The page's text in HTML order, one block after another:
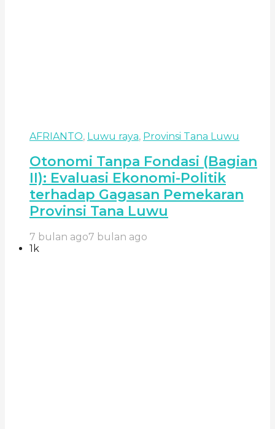
AFRIANTO, Luwu raya, Provinsi Tana Luwu
Otonomi Tanpa Fondasi (Bagian
II): Evaluasi Ekonomi-Politik
terhadap Gagasan Pemekaran
Provinsi Tana Luwu
7 bulan ago7 bulan ago
1k